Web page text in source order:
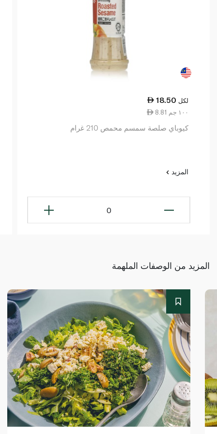
18.50 لكل
8.81 ١٠٠ جم
كيوباي صلصة سمسم محمص 210 غرام
المزيد
0
المزيد من الوصفات الملهمة